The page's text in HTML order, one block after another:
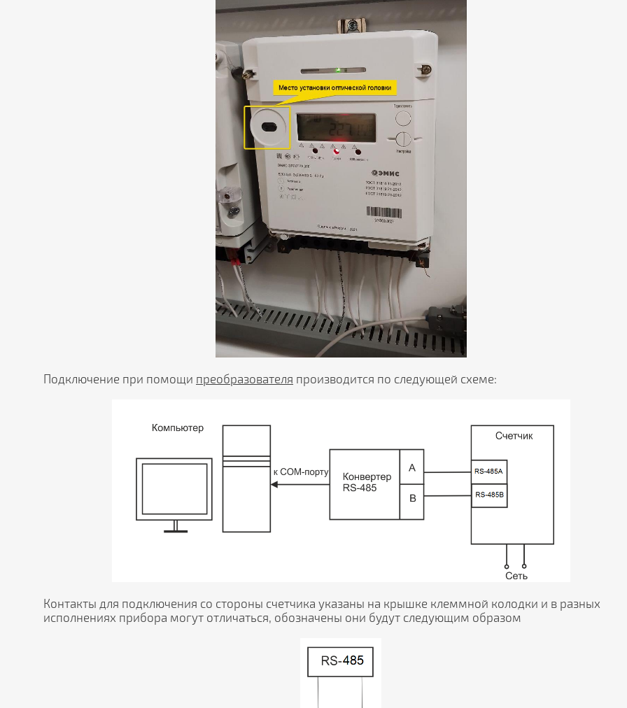
Подключение при помощи преобразователя производится по следующей схеме:
Контакты для подключения со стороны счетчика указаны на крышке клеммной колодки и в разных
исполнениях прибора могут отличаться, обозначены они будут следующим образом